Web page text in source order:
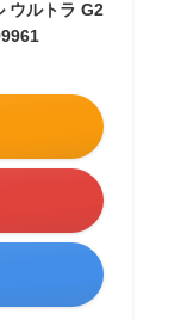
ウルトラ G2